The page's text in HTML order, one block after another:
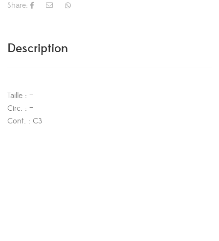
Share:
Description
Taille : –
Circ. : –
Cont. : C3